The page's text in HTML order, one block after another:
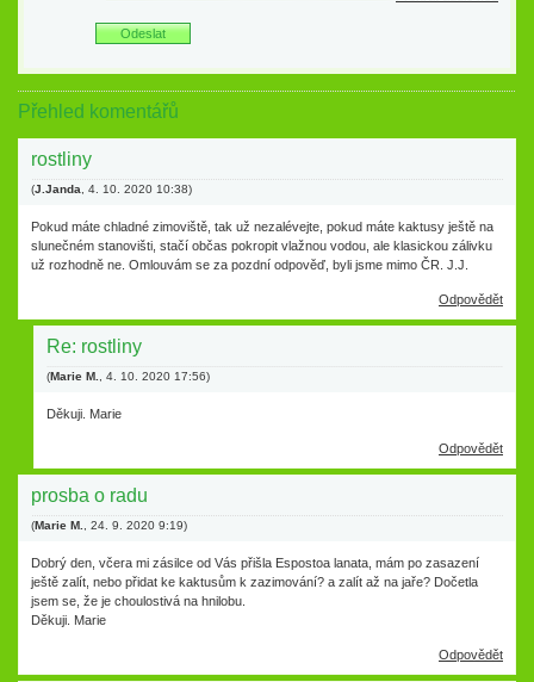
Přehled komentářů
rostliny
(J.Janda 4. 10. 2020 10:38)
Pokud máte chladné zimoviště, tak už nezalévejte, pokud máte kaktusy ještě na
slunečném stanovišti, stačí občas pokropit vlažnou vodou, ale klasickou zálivku
už rozhodně ne. Omlouvám se za pozdní odpověď, byli jsme mimo ČR. J.J.
Odpovědět
Re: rostliny
(Marie M. 4. 10. 2020 17:56)
Děkuji. Marie
Odpovědět
prosba o radu
(Marie M. 24. 9. 2020 9:19)
Dobrý den, včera mi zásilce od Vás přišla Espostoa lanata, mám po zasazení
ještě zalít, nebo přidat ke kaktusům k zazimování? a zalít až na jaře? Dočetla
jsem se, že je choulostivá na hnilobu.
Děkuji. Marie
Odpovědět